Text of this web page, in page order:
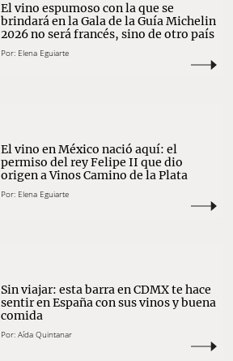
El vino espumoso con la que se
brindará en la Gala de la Guía Michelin
2026 no será francés, sino de otro país
Por: Elena Eguiarte
El vino en México nació aquí: el
permiso del rey Felipe II que dio
origen a Vinos Camino de la Plata
Por: Elena Eguiarte
Sin viajar: esta barra en CDMX te hace
sentir en España con sus vinos y buena
comida
Por:Aída Quintanar